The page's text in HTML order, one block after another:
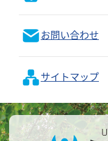
お問い合わせ
サイトマップ